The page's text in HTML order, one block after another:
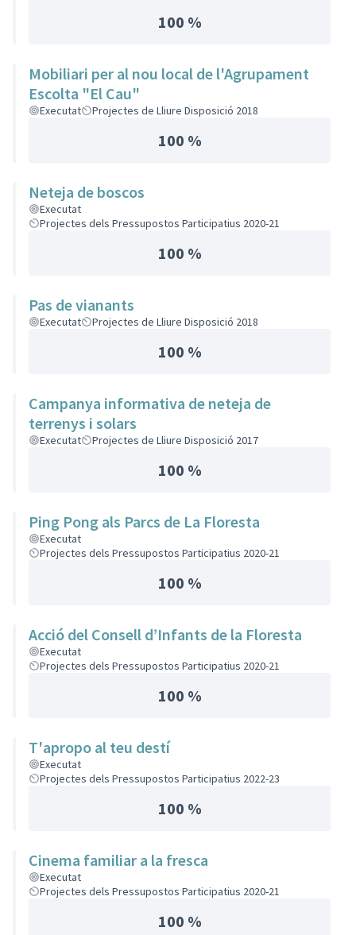
100 %
Mobiliari per al nou local de l'Agrupament
Escolta "El Cau"
Executat Projectes de Lliure Disposició 2018
100 %
Neteja de boscos
Executat
Projectes dels Pressupostos Participatius 2020-21
100 %
Pas de vianants
Executat Projectes de Lliure Disposició 2018
100 %
Campanya informativa de neteja de
terrenys i solars
Executat Projectes de Lliure Disposició 2017
100 %
Ping Pong als Parcs de La Floresta
Executat
Projectes dels Pressupostos Participatius 2020-21
100 %
Acció del Consell d’Infants de la Floresta
Executat
Projectes dels Pressupostos Participatius 2020-21
100 %
T'apropo al teu destí
Executat
Projectes dels Pressupostos Participatius 2022-23
100 %
Cinema familiar a la fresca
Executat
Projectes dels Pressupostos Participatius 2020-21
100 %